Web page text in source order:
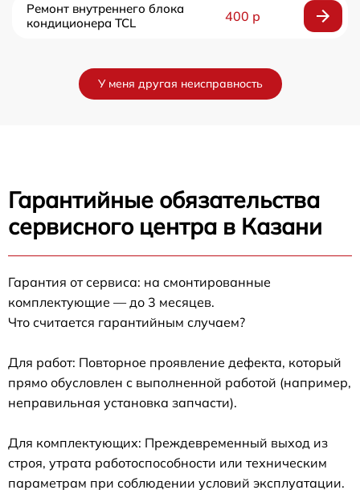
Ремонт внутреннего блока
кондиционера TCL
400 р
У меня другая неисправность
Гарантийные обязательства
сервисного центра в Казани
Гарантия от сервиса: на смонтированные
комплектующие — до 3 месяцев.
Что считается гарантийным случаем?
Для работ: Повторное проявление дефекта, который
прямо обусловлен с выполненной работой (например,
неправильная установка запчасти).
Для комплектующих: Преждевременный выход из
строя, утрата работоспособности или техническим
параметрам при соблюдении условий эксплуатации.